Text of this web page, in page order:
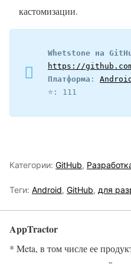
кастомизации.
Whetstone на
https://
Платформа : Android
⭐️: 111
Категории: GitHub,
Теги: Android, GitHub, для
AppTractor
* Meta, в том числе ее